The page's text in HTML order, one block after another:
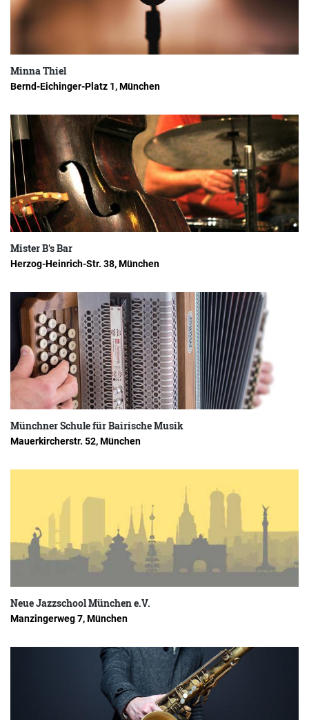
Minna Thiel
Bernd-Eichinger-Platz 1, München
Mister B's Bar
Herzog-Heinrich-Str. 38, München
Münchner Schule für Bairische Musik
Mauerkircherstr. 52, München
Neue Jazzschool München e.V.
Manzingerweg 7, München